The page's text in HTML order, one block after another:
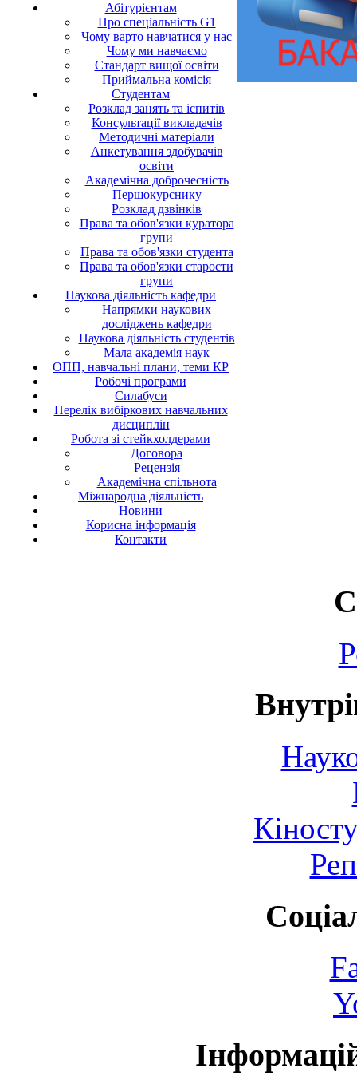
Абітурієнтам
Про спеціальність G1
Чому варто навчатися у нас
Чому ми навчаємо
Стандарт вищої освіти
Приймальна комісія
Студентам
Розклад занять та іспитів
Консультації викладачів
Методичні матеріали
Анкетування здобувачів
освіти
Академічна доброчесність
Першокурснику
Розклад дзвінків
Права та обов'язки куратора
групи
Права та обов'язки студента
Права та обов'язки старости
групи
Наукова діяльність кафедри
Напрямки наукових
досліджень кафедри
Наукова діяльність студентів
Мала академія наук
ОПП, навчальні плани, теми КР
Робочі програми
Силабуси
Перелік вибіркових навчальних
дисциплін
Робота зі стейкхолдерами
Договора
Рецензія
Академічна спільнота
Міжнародна діяльність
Новини
Корисна інформація
Контакти